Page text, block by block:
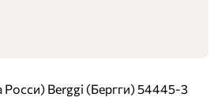
Росси) Berggi (Бергги) 54445-3